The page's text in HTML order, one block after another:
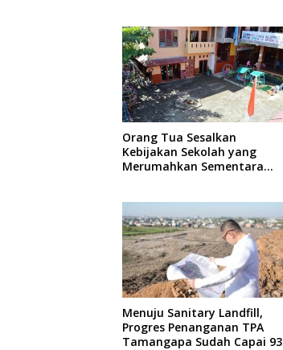
Orang Tua Sesalkan
Kebijakan Sekolah yang
Merumahkan Sementara
Menuju Sanitary Landfill,
Progres Penanganan TPA
Tamangapa Sudah Capai 93